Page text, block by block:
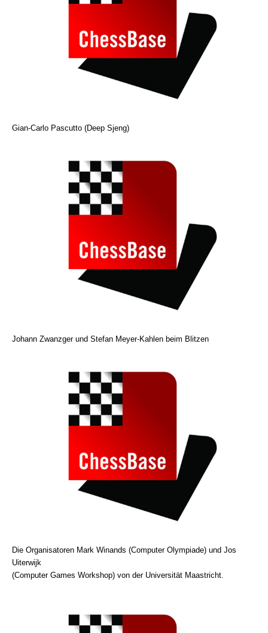
Gian-Carlo Pascutto (Deep Sjeng)
Johann Zwanzger und Stefan Meyer-Kahlen beim Blitzen
Die Organisatoren Mark Winands (Computer Olympiade) und Jos
Uiterwijk
(Computer Games Workshop) von der Universität Maastricht.